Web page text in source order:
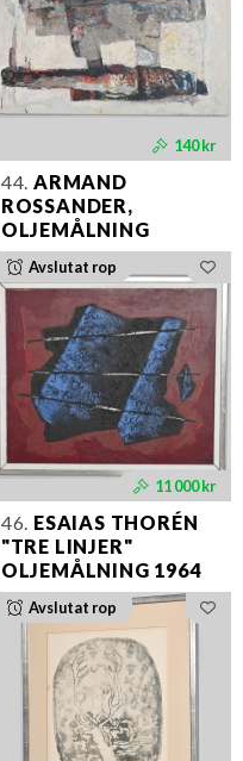
140 kr
44. ARMAND
ROSSANDER,
OLJEMÅLNING
Avslutat rop
11 000 kr
46. ESAIAS THORÉN
"TRE LINJER"
OLJEMÅLNING 1964
Avslutat rop